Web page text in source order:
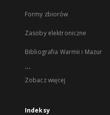
Formy zbiorów
Zasoby elektroniczne
Bibliografia Warmii i Mazur
...
Zobacz więcej
Indeksy